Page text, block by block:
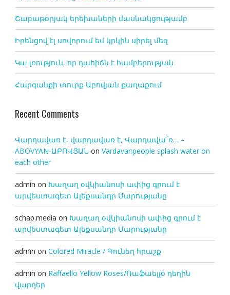
Շաբաթօրյակ երեխաների մասնակցությամբ
Իրենցով էլ սովորում եմ կրկին սիրել մեզ
Կա լռություն, որ դահիճն է համբերության
Հարգանքի տուրք Աբովյան քաղաքում
Recent Comments
Վարդավառ է, վարդավառ է, Վարդավա՜ռ… –
ABOVYAN-ԱԲՈՎՅԱՆon Vardavar:people splash water on
each other
admin on Խաղաղ օվկիանոսի ափից գրում է
արվեստագետ Ալեքսանդր Մարությանը
schap.media on Խաղաղ օվկիանոսի ափից գրում է
արվեստագետ Ալեքսանդր Մարությանը
admin on Colored Miracle / Գունեղ հրաշք
admin on Raffaello Yellow Roses/Ռաֆաելլօ դեղին
վարդեր